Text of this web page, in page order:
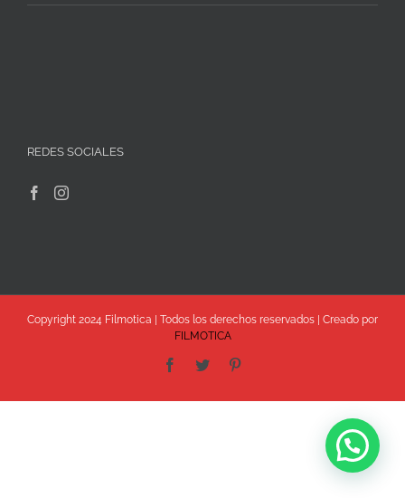
REDES SOCIALES
Copyright 2024 Filmotica | Todos los derechos reservados | Creado por
FILMOTICA
Facebook
Twitter